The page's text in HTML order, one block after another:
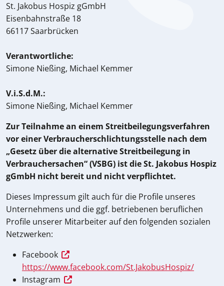
St. Jakobus Hospiz gGmbH
Eisenbahnstraße 18
66117 Saarbrücken
Verantwortliche:
Simone Nießing, Michael Kemmer
V.i.S.d.M.:
Simone Nießing, Michael Kemmer
Zur Teilnahme an einem Streitbeilegungsverfahren
vor einer Verbraucherschlichtungsstelle nach dem
„Gesetz über die alternative Streitbeilegung in
Verbrauchersachen“ (VSBG) ist die St. Jakobus Hospiz
gGmbH nicht bereit und nicht verpflichtet.
Dieses Impressum gilt auch für die Profile unseres
Unternehmens und die ggf. betriebenen beruflichen
Profile unserer Mitarbeiter auf den folgenden sozialen
Netzwerken:
Facebook
https://www.facebook.com/St.JakobusHospiz/
Instagram